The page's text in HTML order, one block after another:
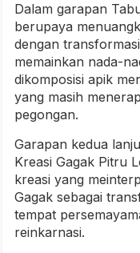
Dalam garapan
berupaya
dengan
memainkan nada-
dikomposisi apik
yang masih
pegongan.
Garapan kedua
Kreasi Gagak Pitru
kreasi yang
Gagak sebagai
tempat
reinkarnasi.